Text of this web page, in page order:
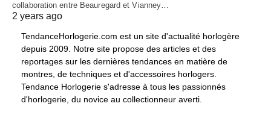
collaboration entre Beauregard et Vianney…
2 years ago
TendanceHorlogerie.com est un site d'actualité horlogère
depuis 2009. Notre site propose des articles et des
reportages sur les dernières tendances en matière de
montres, de techniques et d'accessoires horlogers.
Tendance Horlogerie s'adresse à tous les passionnés
d'horlogerie, du novice au collectionneur averti.